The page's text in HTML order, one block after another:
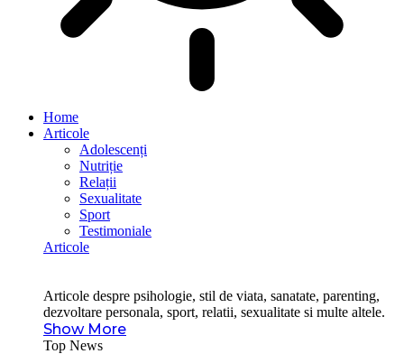
Home
Articole
Adolescenți
Nutriție
Relații
Sexualitate
Sport
Testimoniale
Articole
Articole despre psihologie, stil de viata, sanatate, parenting,
dezvoltare personala, sport, relatii, sexualitate si multe altele.
Show More
Top News